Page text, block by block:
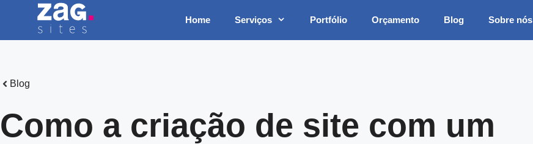
Home Serviços Portfólio Orçamento Blog Sobre nós
Blog
Como a criação de site com um